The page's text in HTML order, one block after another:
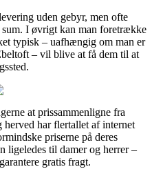
uden gebyr, men ofte
I øvrigt kan man foretrække
typisk – uafhængig om man er
– vil blive at få dem til at
at prissammenligne fra
har flertallet af internet
priserne på deres
ligeledes til damer og herrer –
gratis fragt.